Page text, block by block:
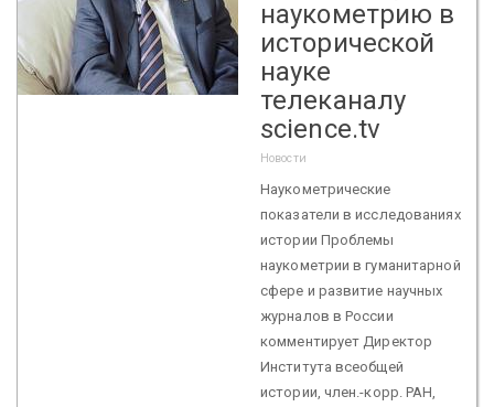
наукометрию в
исторической
науке
телеканалу
science.tv
Новости
Наукометрические
показатели в исследованиях
истории Проблемы
наукометрии в гуманитарной
сфере и развитие научных
журналов в России
комментирует Директор
Института всеобщей
истории, член.-корр. РАН,